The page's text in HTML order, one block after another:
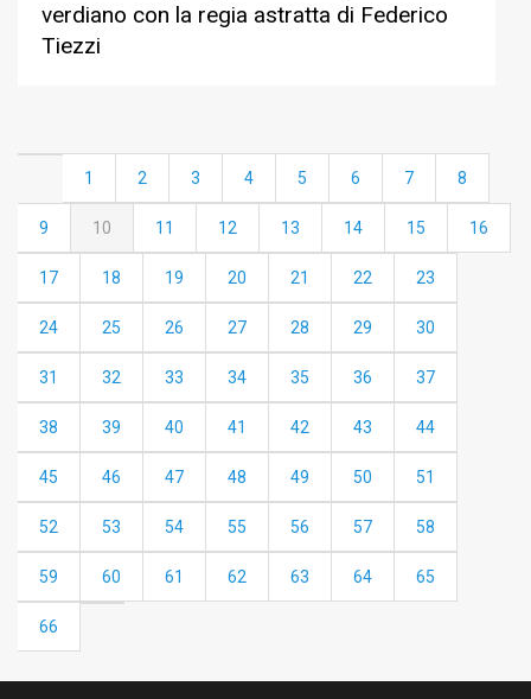
verdiano con la regia astratta di Federico
Tiezzi
1 2 3 4 5 6 7 8
9 10 11 12 13 14 15 16
17 18 19 20 21 22 23
24 25 26 27 28 29 30
31 32 33 34 35 36 37
38 39 40 41 42 43 44
45 46 47 48 49 50 51
52 53 54 55 56 57 58
59 60 61 62 63 64 65
66